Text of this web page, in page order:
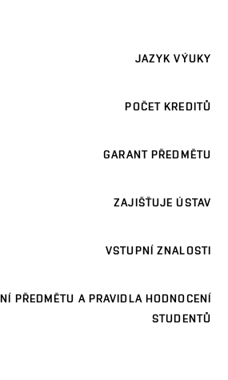
JAZYK VÝUKY
POČET KREDITŮ
GARANT PŘEDMĚTU
ZAJIŠŤUJE ÚSTAV
VSTUPNÍ ZNALOSTI
PŘEDMĚTU A PRAVIDLA HODNOCENÍ
STUDENTŮ